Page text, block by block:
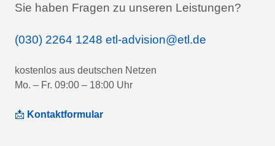
Sie haben Fragen zu unseren Leistungen?
(030) 2264 1248 etl-advision@etl.de
kostenlos aus deutschen Netzen
Mo. – Fr. 09:00 – 18:00 Uhr
📩 Kontaktformular